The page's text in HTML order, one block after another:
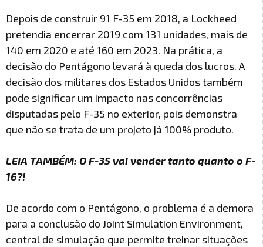
Depois de construir 91 F-35 em 2018, a Lockheed
pretendia encerrar 2019 com 131 unidades, mais de
140 em 2020 e até 160 em 2023. Na prática, a
decisão do Pentágono levará à queda dos lucros. A
decisão dos militares dos Estados Unidos também
pode significar um impacto nas concorrências
disputadas pelo F-35 no exterior, pois demonstra
que não se trata de um projeto já 100% produto.
LEIA TAMBÉM: O F-35 vai vender tanto quanto o F-
16?!
De acordo com o Pentágono, o problema é a demora
para a conclusão do Joint Simulation Environment,
central de simulação que permite treinar situações